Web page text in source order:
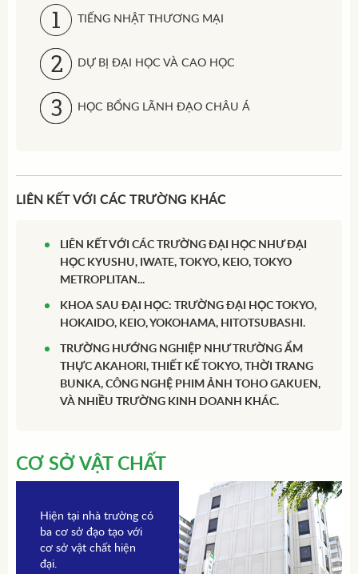
TIẾNG NHẬT THƯƠNG MẠI
DỰ BỊ ĐẠI HỌC VÀ CAO HỌC
HỌC BỔNG LÃNH ĐẠO CHÂU Á
LIÊN KẾT VỚI CÁC TRƯỜNG KHÁC
LIÊN KẾT VỚI CÁC TRƯỜNG ĐẠI HỌC NHƯ ĐẠI
HỌC KYUSHU, IWATE, TOKYO, KEIO, TOKYO
METROPLITAN...
KHOA SAU ĐẠI HỌC: TRƯỜNG ĐẠI HỌC TOKYO,
HOKAIDO, KEIO, YOKOHAMA, HITOTSUBASHI.
TRƯỜNG HƯỚNG NGHIỆP NHƯ TRƯỜNG ẨM
THỰC AKAHORI, THIẾT KẾ TOKYO, THỜI TRANG
BUNKA, CÔNG NGHỆ PHIM ẢNH TOHO GAKUEN,
VÀ NHIỀU TRƯỜNG KINH DOANH KHÁC.
CƠ SỞ VẬT CHẤT
Hiện tại nhà trường có
ba cơ sở đạo tạo với
cơ sở vật chất hiện
đại.